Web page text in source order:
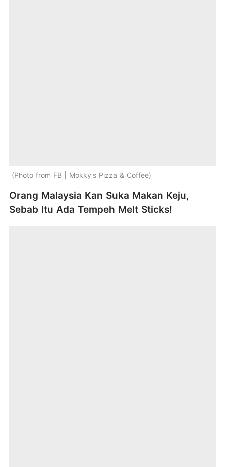
Photo from FB | Mokky's Pizza & Coffee
Orang Malaysia Kan Suka Makan Keju,
Sebab Itu Ada Tempeh Melt Sticks!